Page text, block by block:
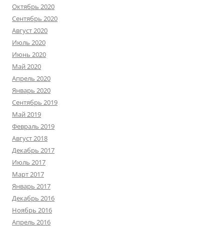
Октябрь 2020
Сентябрь 2020
Август 2020
Июль 2020
Июнь 2020
Май 2020
Апрель 2020
Январь 2020
Сентябрь 2019
Май 2019
Февраль 2019
Август 2018
Декабрь 2017
Июль 2017
Март 2017
Январь 2017
Декабрь 2016
Ноябрь 2016
Апрель 2016